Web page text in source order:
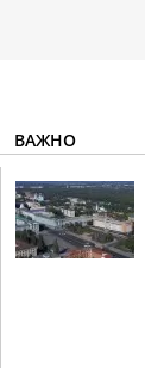
ВАЖНО